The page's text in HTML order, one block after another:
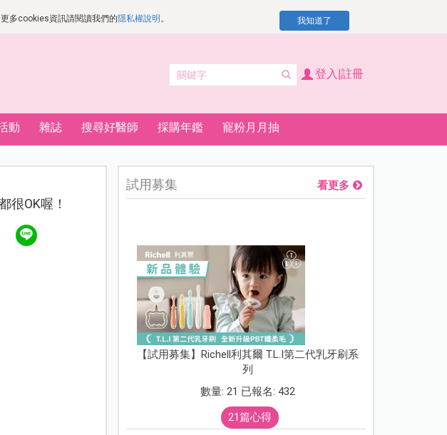
多cookies資訊請閱讀我們的隱私權說明 。 我知道了
登入|註冊
動 雜誌 搜尋好醫師 採購年鑑 寵粉月月抽
很OK喔！
試用募集 看更多
【試用募集】Richell利其爾 T.L.I第二代乳牙刷系
列
數量: 21 已報名: 432
21篇心得